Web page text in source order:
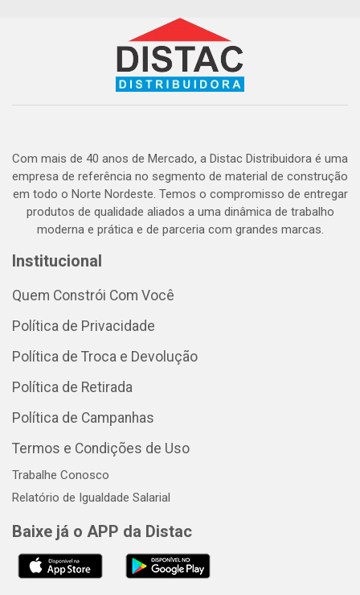
Com mais de 40 anos de Mercado, a Distac Distribuidora é uma
empresa de referência no segmento de material de construção
em todo o Norte Nordeste. Temos o compromisso de entregar
produtos de qualidade aliados a uma dinâmica de trabalho
moderna e prática e de parceria com grandes marcas.
Institucional
Quem Constrói Com Você
Política de Privacidade
Política de Troca e Devolução
Política de Retirada
Política de Campanhas
Termos e Condições de Uso
Trabalhe Conosco
Relatório de Igualdade Salarial
Baixe já o APP da Distac